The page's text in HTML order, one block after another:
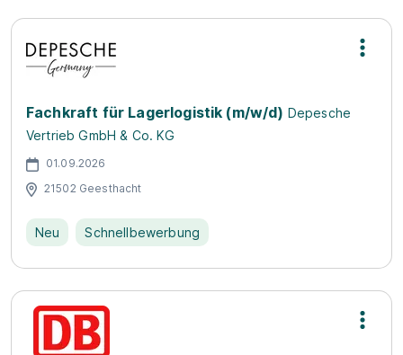
Fachkraft für Lagerlogistik (m/w/d) Depesche
Vertrieb GmbH & Co. KG
01.09.2026
21502 Geesthacht
Neu Schnellbewerbung